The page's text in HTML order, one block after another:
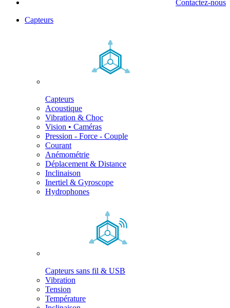
Contactez-nous
Capteurs
Capteurs
Acoustique
Vibration & Choc
Vision • Caméras
Pression - Force - Couple
Courant
Anémométrie
Déplacement & Distance
Inclinaison
Inertiel & Gyroscope
Hydrophones
Capteurs sans fil & USB
Vibration
Tension
Température